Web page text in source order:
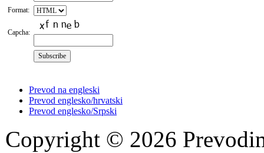
Format:
Capcha:
Prevod na engleski
Prevod englesko/hrvatski
Prevod englesko/Srpski
Copyright © 2026